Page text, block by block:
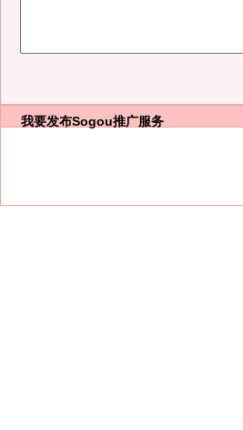
我要发布Sogou推广服务